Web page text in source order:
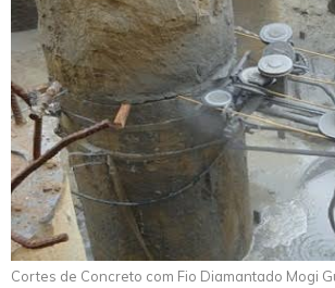
Cortes de Concreto com Fio Diamantado Mogi